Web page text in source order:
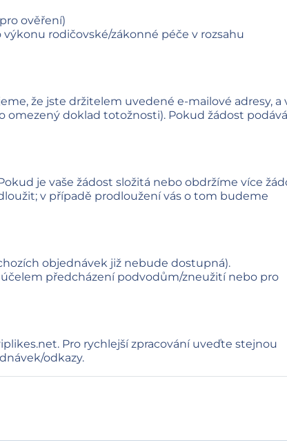
ověření)
rodičovské/zákonné péče v rozsahu
že jste držitelem uvedené e‑mailové adresy, a
omezený doklad totožnosti). Pokud žádost podává
je vaše žádost složitá nebo obdržíme více
v případě prodloužení vás o tom budeme
objednávek již nebude dostupná).
předcházení podvodům/zneužití nebo pro
. Pro rychlejší zpracování uveďte stejnou
odkazy.